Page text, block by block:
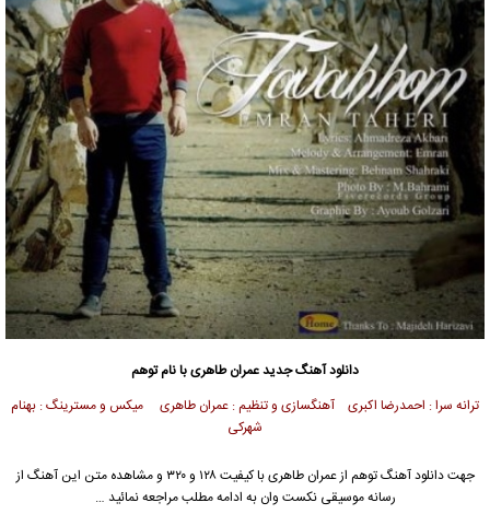
دانلود آهنگ جدیدعمران طاهریبا نام توهم
ترانه سرا : احمدرضا اکبری آهنگسازی و تنظیم : عمران طاهری میکس و مسترینگ : بهنام
شهرکی
جهت دانلود آهنگ توهم ازعمران طاهری
با کیفیت ۱۲۸ و ۳۲۰ و مشاهده متن این آهنگ از
رسانه موسیقی نکست وان به ادامه مطلب مراجعه نمائید …